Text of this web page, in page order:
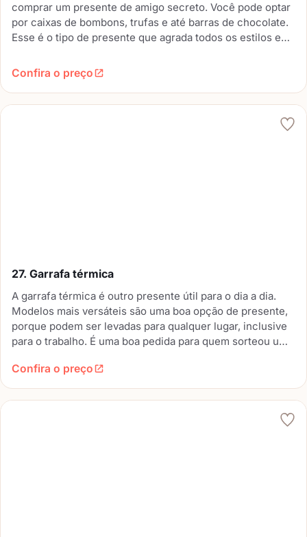
comprar um presente de amigo secreto. Você pode optar
por caixas de bombons, trufas e até barras de chocolate.
Esse é o tipo de presente que agrada todos os estilos e
Confira o preço
27. Garrafa térmica
A garrafa térmica é outro presente útil para o dia a dia.
Modelos mais versáteis são uma boa opção de presente,
porque podem ser levadas para qualquer lugar, inclusive
para o trabalho. É uma boa pedida para quem sorteou um
Confira o preço